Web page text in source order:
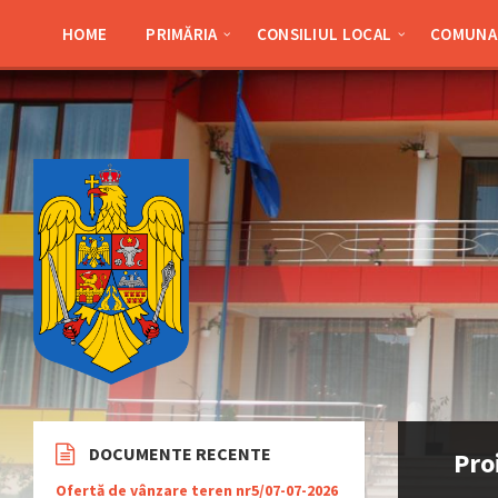
sidebar
sidebar
HOME PRIMĂRIA CONSILIUL LOCAL
DOCUMENTE RECENTE
Ofertă de vânzare teren nr5/07-07-2026